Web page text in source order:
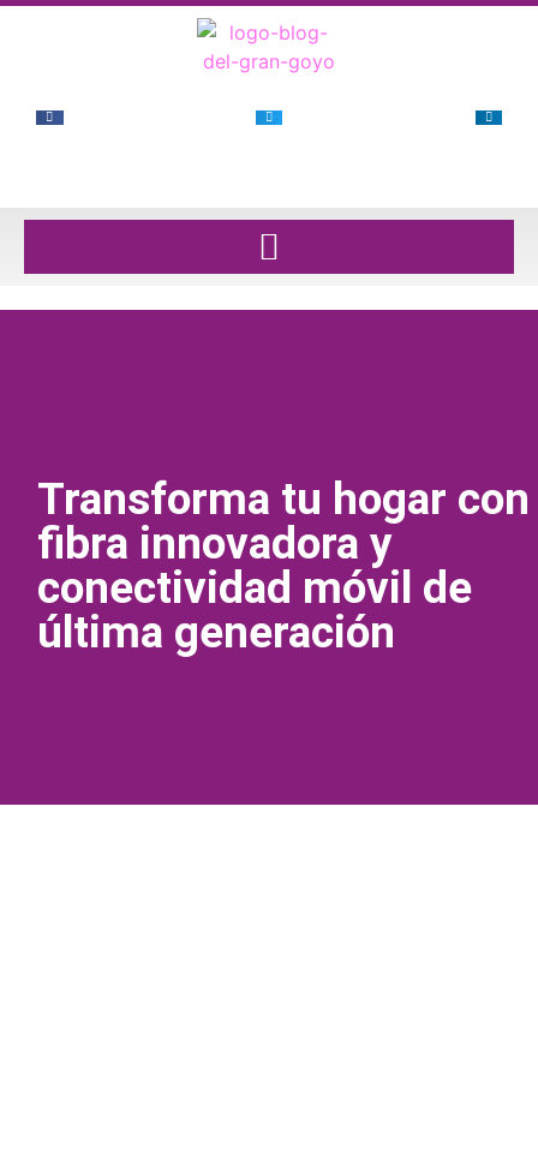
Transforma tu hogar con
fibra innovadora y
conectividad móvil de
última generación